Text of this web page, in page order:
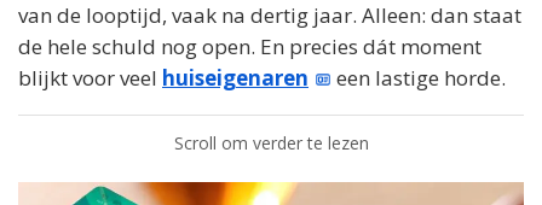
van de looptijd, vaak na dertig jaar. Alleen: dan staat
de hele schuld nog open. En precies dát moment
blijkt voor veel huiseigenaren een lastige horde.
Scroll om verder te lezen